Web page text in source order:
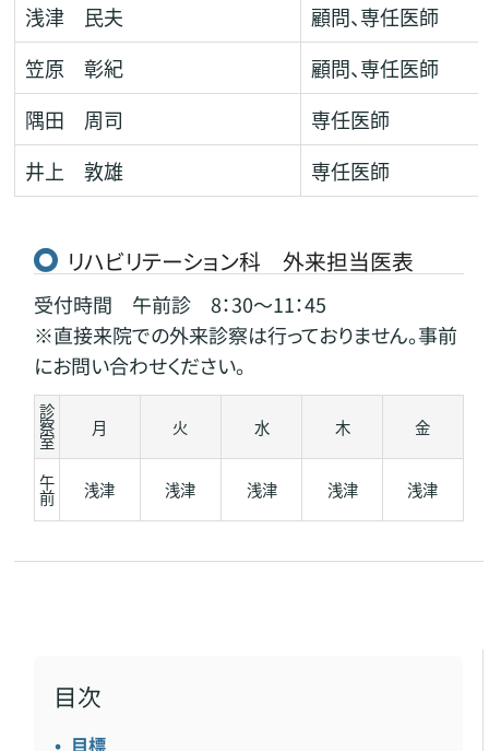
浅津 民夫
顧問、専任医師
笠原 彰紀
顧問、専任医師
隅田 周司
専任医師
井上 敦雄
専任医師
リハビリテーション科 外来担当医表
受付時間 午前診 8：30～11：45
※直接来院での外来診察は行っておりません。事前
にお問い合わせください。
診
察
室
月 火 水 木 金
午
前 浅津 浅津 浅津 浅津 浅津
目次
目標